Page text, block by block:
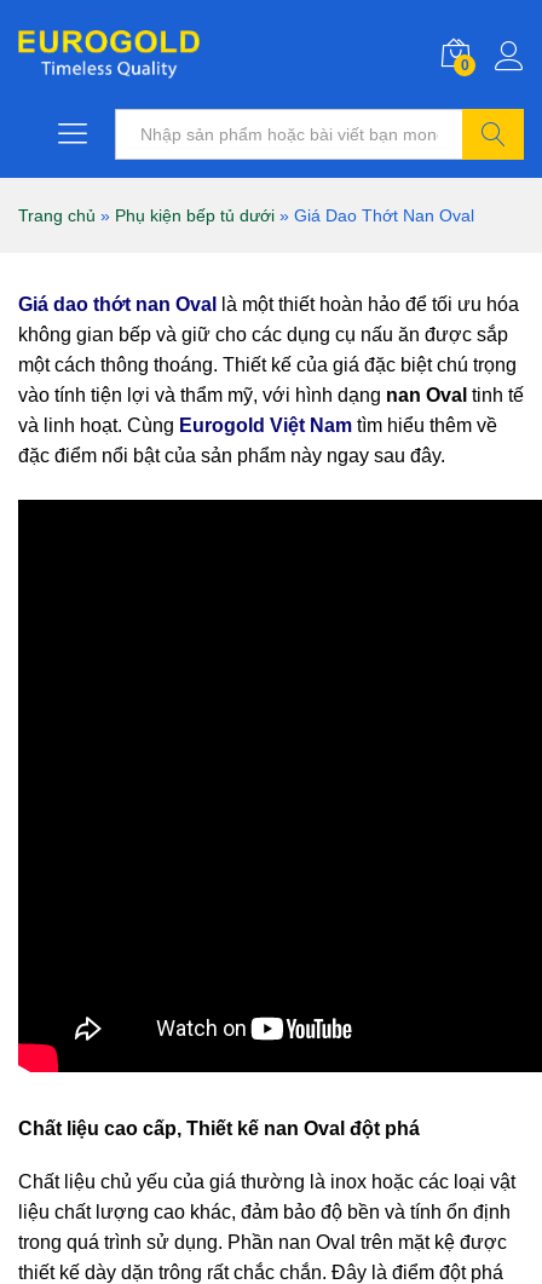
0
Trang chủ » Phụ kiện bếp tủ dưới » Giá Dao Thớt Nan Oval
Giá dao thớt nan Oval
là một thiết hoàn hảo để tối ưu hóa
không gian bếp và giữ cho các dụng cụ nấu ăn được sắp
một cách thông thoáng. Thiết kế của giá đặc biệt chú trọng
vào tính tiện lợi và thẩm mỹ, với hình dạng nan Oval tinh tế
và linh hoạt. Cùng Eurogold Việt Nam tìm hiểu thêm về
đặc điểm nổi bật của sản phẩm này ngay sau đây.
Chất liệu cao cấp, Thiết kế nan Oval đột phá
Chất liệu chủ yếu của giá thường là inox hoặc các loại vật
liệu chất lượng cao khác, đảm bảo độ bền và tính ổn định
trong quá trình sử dụng. Phần nan Oval trên mặt kệ được
thiết kế dày dặn trông rất chắc chắn. Đây là điểm đột phá